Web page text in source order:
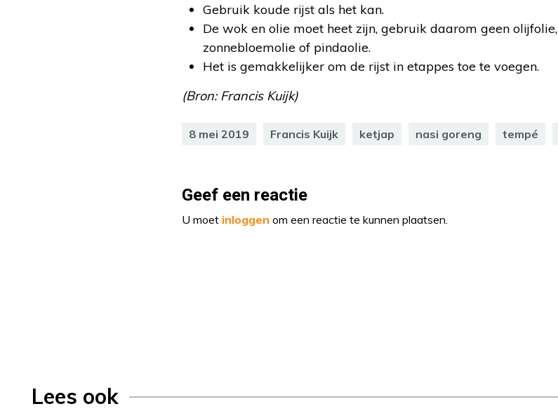
Gebruik koude rijst als het kan.
De wok en olie moet heet zijn, gebruik daarom geen
zonnebloemolie of pindaolie.
Het is gemakkelijker om de rijst in etappes toe te voegen.
(Bron: Francis Kuijk)
8 mei 2019 Francis Kuijk ketjap nasi goreng tempé
Geef een reactie
U moet inloggen om een reactie te kunnen plaatsen.
Lees ook